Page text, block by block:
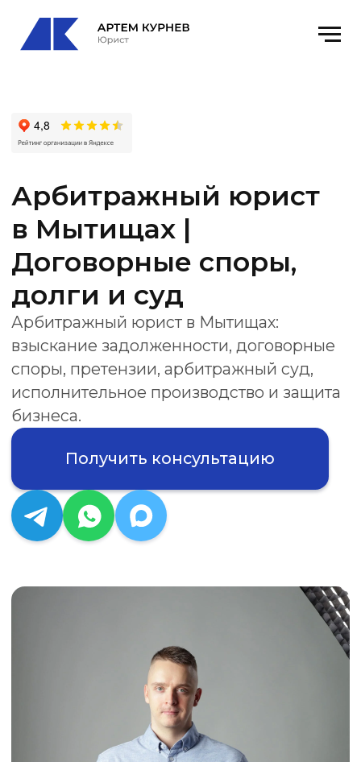
Арбитражный юрист
Договорные споры,
долги и суд
Арбитражный юрист в Мытищах:
взыскание задолженности, договорные
споры, претензии, арбитражный суд,
исполнительное производство и защита
бизнеса.
Получить консультацию